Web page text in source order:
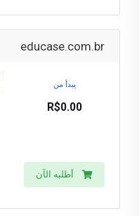
educase.com.br
يبدأ من
R$0.00
أطلبه الآن